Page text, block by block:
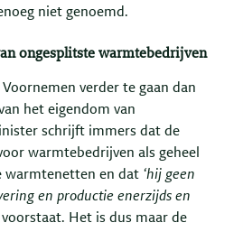
niet genoemd.
ongesplitste warmtebedrijven
verder te gaan dan
het eigendom van
schrijft immers dat de
warmtebedrijven als geheel
warmtenetten en dat ‘hij geen
en productie enerzijds en
voorstaat. Het is dus maar de